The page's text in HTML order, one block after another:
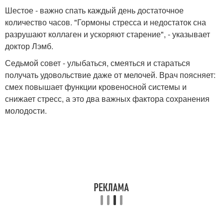
Шестое - важно спать каждый день достаточное
количество часов. "Гормоны стресса и недостаток сна
разрушают коллаген и ускоряют старение", - указывает
доктор Лэмб.
Седьмой совет - улыбаться, смеяться и стараться
получать удовольствие даже от мелочей. Врач поясняет:
смех повышает функции кровеносной системы и
снижает стресс, а это два важных фактора сохранения
молодости.